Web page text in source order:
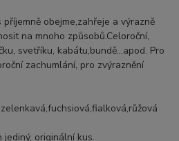
obejme,zahřeje a výrazně
na mnoho způsobů.Celoroční,
svetříku, kabátu,bundě...apod. Pro
zachumlání, pro zvýraznění
originální kus.